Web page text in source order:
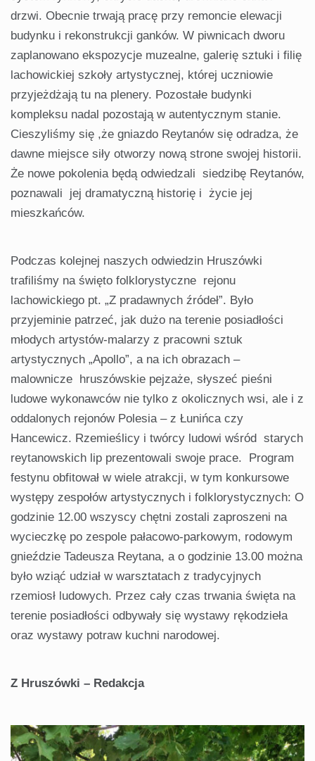
drzwi. Obecnie trwają pracę przy remoncie elewacji
budynku i rekonstrukcji ganków. W piwnicach dworu
zaplanowano ekspozycje muzealne, galerię sztuki i filię
lachowickiej szkoły artystycznej, której uczniowie
przyjeżdżają tu na plenery. Pozostałe budynki
kompleksu nadal pozostają w autentycznym stanie.
Cieszyliśmy się ,że gniazdo Reytanów się odradza, że
dawne miejsce siły otworzy nową strone swojej historii.
Że nowe pokolenia będą odwiedzali siedzibę Reytanów,
poznawali jej dramatyczną historię i życie jej
mieszkańców.
Podczas kolejnej naszych odwiedzin Hruszówki
trafiliśmy na święto folklorystyczne rejonu
lachowickiego pt. „Z pradawnych źródeł”. Było
przyjeminie patrzeć, jak dużo na terenie posiadłości
młodych artystów-malarzy z pracowni sztuk
artystycznych „Apollo”, a na ich obrazach –
malownicze hruszówskie pejzaże, słyszeć pieśni
ludowe wykonawców nie tylko z okolicznych wsi, ale i z
oddalonych rejonów Polesia – z Łunińca czy
Hancewicz. Rzemieślicy i twórcy ludowi wśród starych
reytanowskich lip prezentowali swoje prace. Program
festynu obfitował w wiele atrakcji, w tym konkursowe
występy zespołów artystycznych i folklorystycznych: O
godzinie 12.00 wszyscy chętni zostali zaproszeni na
wycieczkę po zespole pałacowo-parkowym, rodowym
gnieździe Tadeusza Reytana, a o godzinie 13.00 można
było wziąć udział w warsztatach z tradycyjnych
rzemiosł ludowych. Przez cały czas trwania święta na
terenie posiadłości odbywały się wystawy rękodzieła
oraz wystawy potraw kuchni narodowej.
Z Hruszówki – Redakcja